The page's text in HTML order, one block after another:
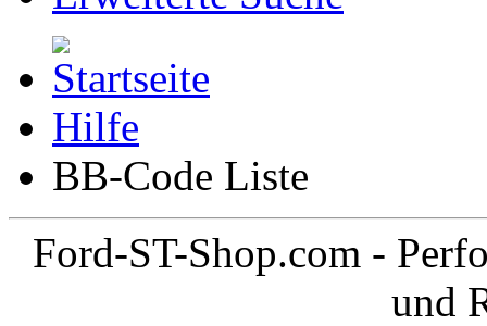
Hilfe
BB-Code Liste
Ford-ST-Shop.com -
und